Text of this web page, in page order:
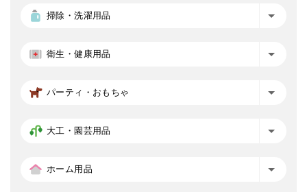
掃除・洗濯用品
衛生・健康用品
パーティ・おもちゃ
大工・園芸用品
ホーム用品